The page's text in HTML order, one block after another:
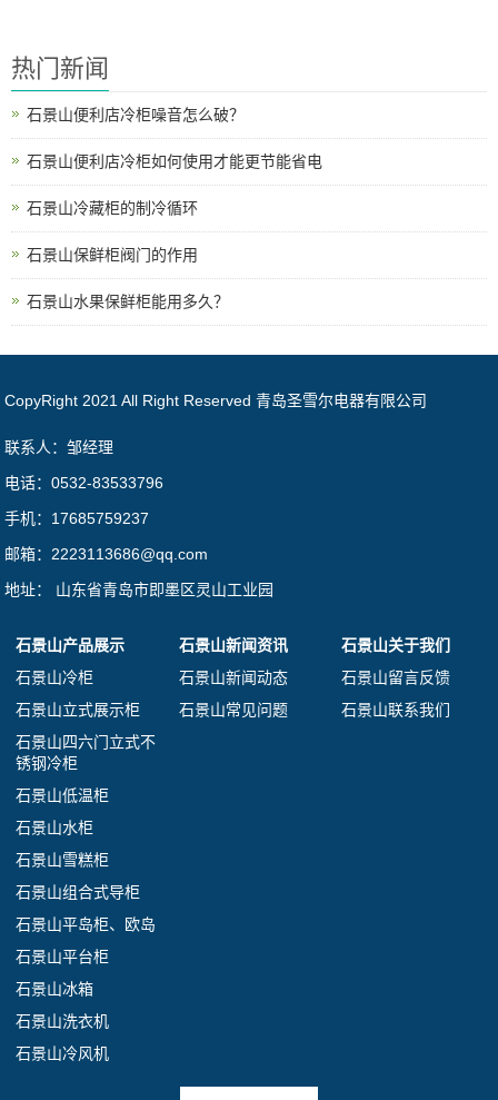
热门新闻
石景山便利店冷柜噪音怎么破？
石景山便利店冷柜如何使用才能更节能省电
石景山冷藏柜的制冷循环
石景山保鲜柜阀门的作用
石景山水果保鲜柜能用多久？
CopyRight 2021 All Right Reserved 青岛圣雪尔电器有限公司
联系人：邹经理
电话：0532-83533796
手机：17685759237
邮箱：2223113686@qq.com
地址： 山东省青岛市即墨区灵山工业园
石景山产品展示
石景山冷柜
石景山立式展示柜
石景山四六门立式不
锈钢冷柜
石景山低温柜
石景山水柜
石景山雪糕柜
石景山组合式导柜
石景山平岛柜、欧岛
石景山平台柜
石景山冰箱
石景山洗衣机
石景山冷风机
石景山新闻资讯
石景山新闻动态
石景山常见问题
石景山关于我们
石景山留言反馈
石景山联系我们